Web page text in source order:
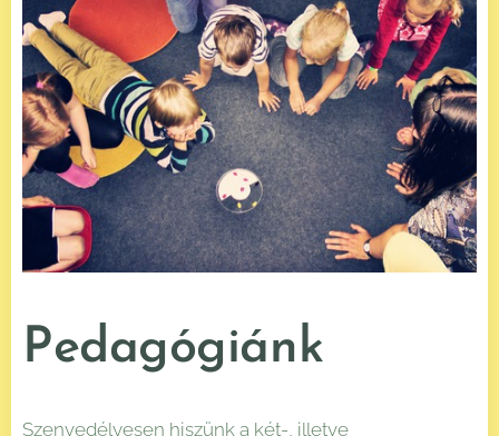
Pedagógiánk
Szenvedélyesen hiszünk a két-, illetve